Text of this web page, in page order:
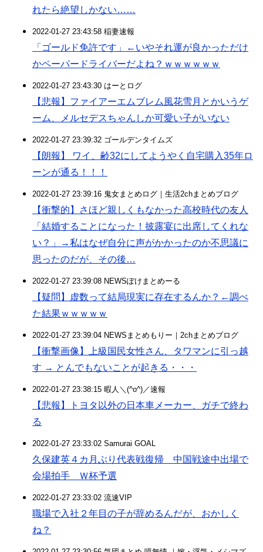
れたら絶望しかない……
2022-01-27 23:43:58 稲妻速報
「ゴールド免許です」←いやそれ運が良かっただけ
かペーパードライバーだよね？ｗｗｗｗｗｗ
2022-01-27 23:43:30 はーとログ
【悲報】ファイアーエムブレム風花雪月とかいうゲ
ーム、メルセデスちゃんしか可愛い子がいない
2022-01-27 23:39:32 ゴールデンタイムズ
【朗報】 ワイ、齢32にしてようやく自宅購入35年ロ
ーンが通る！！！
2022-01-27 23:39:16 鬼女まとめログ｜生活2chまとめブログ
【衝撃的】さほど親しくもなかった高校時代の友人
「結婚することになった！披露宴に出席してくれな
い？」→私はなぜ自分に声がかかったのか不思議に
思ったのだが、その後…
2022-01-27 23:39:08 NEWSぽけまとめーる
【疑問】虚数って結局現実に存在するんか？←調べ
た結果ｗｗｗｗｗ
2022-01-27 23:39:04 NEWSまとめもりー｜2chまとめブログ
【衝撃画像】上級国民女性さん、タワマンに引っ越
す → とんでもないことが起きる・・・
2022-01-27 23:38:15 暇人＼(^o^)／速報
【悲報】トヨタ以外の日本車メーカー、ガチで終わ
る
2022-01-27 23:33:02 Samurai GOAL
久保建英４カ月ぶり代表戦復帰 中国戦途中出場で
会場拍手 Ｗ杯予選
2022-01-27 23:33:02 流速VIP
職場で入社２年目の子が辞めるんだが、おかしく
ね？